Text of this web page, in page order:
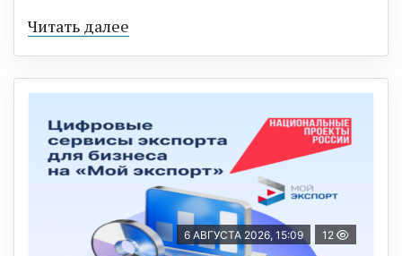
Читать далее
6 АВГУСТА 2026, 15:09 12